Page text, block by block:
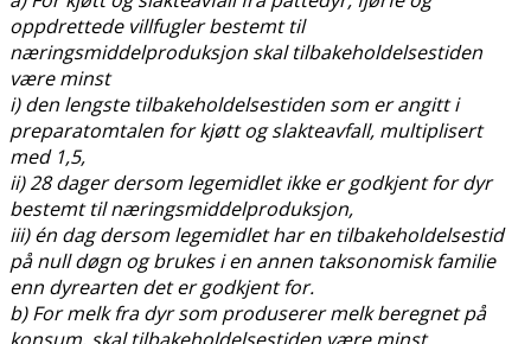
oppdrettede villfugler bestemt til
næringsmiddelproduksjon skal tilbakeholdelsestiden
være minst
i) den lengste tilbakeholdelsestiden som er angitt i
preparatomtalen for kjøtt og slakteavfall, multiplisert
med 1,5,
ii) 28 dager dersom legemidlet ikke er godkjent for dyr
bestemt til næringsmiddelproduksjon,
iii) én dag dersom legemidlet har en tilbakeholdelsestid
på null døgn og brukes i en annen taksonomisk familie
enn dyrearten det er godkjent for.
b) For melk fra dyr som produserer melk beregnet på